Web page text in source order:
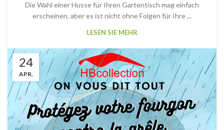
Die Wahl einer Husse für Ihren Gartentisch mag einfach
erscheinen, aber es ist nicht ohne Folgen für Ihre ...
LESEN SIE MEHR
24
APR.